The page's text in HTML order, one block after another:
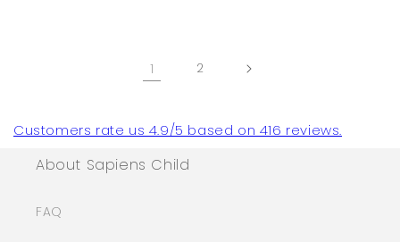
1 2
Customers rate us 4.9/5 based on 416 reviews.
About Sapiens Child
FAQ